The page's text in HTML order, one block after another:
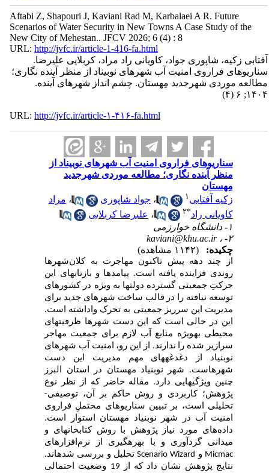
Aftabi Z, Shapouri J, Kaviani Rad M, Karbalaei A R. Future
Scenarios of Water Security in New Towns A Case Study of the
New City of Mehestan.. JFCV 2026; 6 (4) : 8
URL: http://jvfc.ir/article-1-416-fa.html
آفتابی زکیه، شاپوری جواد، کاویانی راد مراد، کربلایی علیرضا.
سناریوهای فراروی امنیت آب شهرهای نوبیناد از منظر آینده‎ نگاری؛
مطالعه موردی شهرجدید مِهستان. چشم انداز شهرهای آینده.
۱۴۰۴; ۶ (۴)
URL: http://jvfc.ir/article-۱-۴۱۶-fa.html
سناریوهای فراروی امنیت آب شهرهای نوبیناد از
منظر آینده‎ نگاری؛ مطالعه موردی شهرجدید
مِهستان
زکیه آفتابی ۱ ، جواد شاپوری ، مراد
کاویانی راد*۲ ، علیرضا کربلایی
۱- دانشگاه خوارزمی
۲- ،
kaviani@khu.ac.ir
چکیده:
(۱۱۴۲ مشاهده)
از چند دهه پیش تاکنون مهاجرت به کلان‌شهرها
روندی فزاینده یافته است. پیامدها و بازتاب‎های این
حرکتِ جمعیتی گسترده دولت­ها به ویژه در کشورهای
توسعه نیافته را در قالب ساخت شهرهای جدید برای
مدیریت این سرریز جمعیتی به تحرک واداشته است.
این در حالی است که این دست شهرها ظرفیت­های
محیطی به‎ویژه منابع آب لازم برای جمعیت مهاجر
سرازیر شده را ندارند. از این رو، امنیت آب شهرهای
نوبنیاد از دغدغه‎های مهم مدیریت این دست
شهرهاست. شهر نوبنیاد مهستان در استان البرز
چنین ویژگی‎هایی دارد. مقاله حاضر که از نظر نوع
پژوهش؛ کاربردی و روش­ حاکم بر آن، توصیفی-
تحلیلی است، بر تبیین سناریوهای محتملِ فراروی
امنیت آب در شهر نوبنیاد مهستان استوار است.
داده‌های مورد نیاز پژوهش با روش کتابخانه­ای و
میدانی گرد­آوری و با بهره­گیری از نرم‌افزار ­های
Micmac و Scenario Wizard
تحلیل و بررسی شده‎اند.
نتایج پژوهش نشان داد که از 19 وضعیت احتمالی